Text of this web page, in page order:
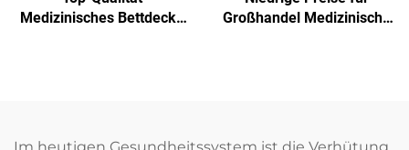
Medizinisches Bettdecke
Großhandel Medizinische